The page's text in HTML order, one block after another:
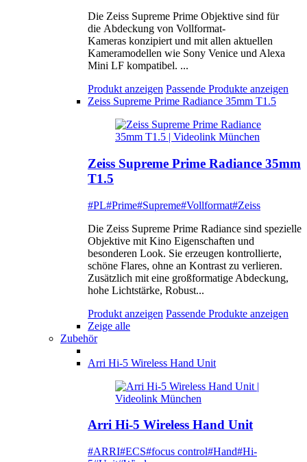
Die Zeiss Supreme Prime Objektive sind für
die Abdeckung von Vollformat-
Kameras konzipiert und mit allen aktuellen
Kameramodellen wie Sony Venice und Alexa
Mini LF kompatibel. ...
Produkt anzeigen Passende Produkte anzeigen
Zeiss Supreme Prime Radiance 35mm T1.5
Zeiss Supreme Prime Radiance 35mm
T1.5
#PL#Prime#Supreme#Vollformat#Zeiss
Die Zeiss Supreme Prime Radiance sind spezielle
Objektive mit Kino Eigenschaften und
besonderen Look. Sie erzeugen kontrollierte,
schöne Flares, ohne an Kontrast zu verlieren.
Zusätzlich mit eine großformatige Abdeckung,
hohe Lichtstärke, Robust...
Produkt anzeigen Passende Produkte anzeigen
Zeige alle
Zubehör
Arri Hi-5 Wireless Hand Unit
Arri Hi-5 Wireless Hand Unit
#ARRI#ECS#focus control#Hand#Hi-